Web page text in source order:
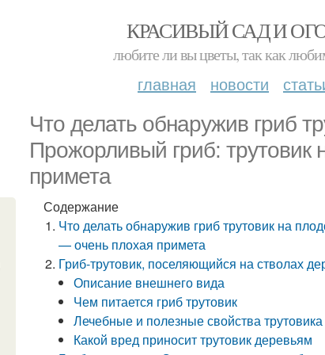
КРАСИВЫЙ САД И
любите ли вы цветы, так как
главная новости
Что делать обнаружив гриб
Прожорливый гриб:
примета
Содержание
Что делать обнаружив гриб трутовик на
— очень плохая примета
Гриб-трутовик, поселяющийся на стволах
Описание внешнего вида
Чем питается гриб трутовик
Лечебные и полезные свойства трутовика
Какой вред приносит трутовик деревьям